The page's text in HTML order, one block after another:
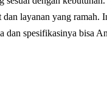
dan layanan yang ramah.
dan spesifikasinya bisa